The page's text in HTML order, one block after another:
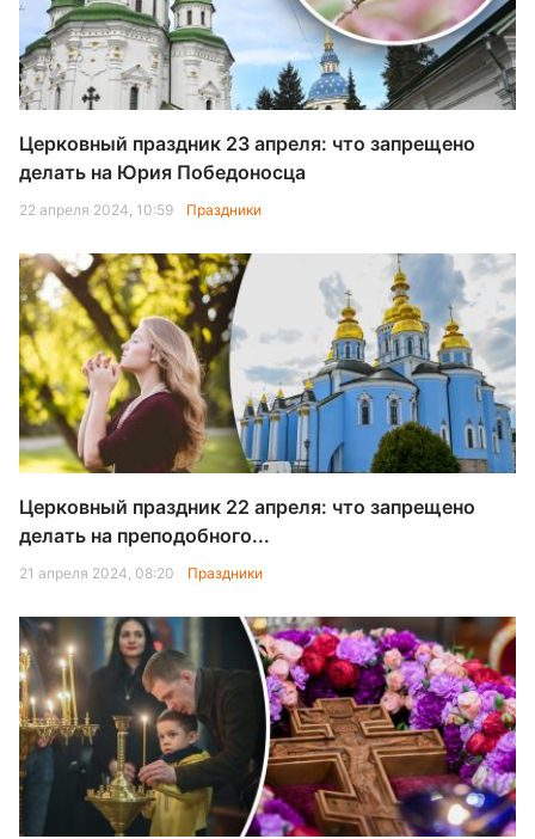
Церковный праздник 23 апреля: что запрещено
делать на Юрия Победоносца
22 апреля 2024, 10:59 Праздники
Церковный праздник 22 апреля: что запрещено
делать на преподобного...
21 апреля 2024, 08:20 Праздники